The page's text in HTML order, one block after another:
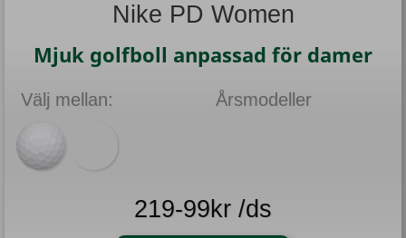
Nike PD Women
Mjuk golfboll anpassad för damer
Välj mellan: Årsmodeller
219-99kr /ds